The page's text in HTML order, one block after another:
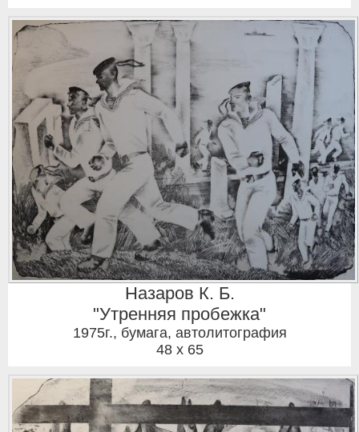
Назаров К. Б.
"Утренняя пробежка"
1975г., бумага, автолитография
48 x 65